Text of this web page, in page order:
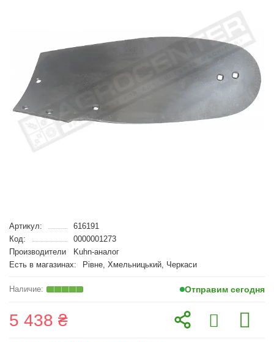
Артикул:
616191
Код:
0000001273
Производители
Kuhn-аналог
Есть в магазинах:
Рівне, Хмельницький, Черкаси
Отправим сегодня
5 438 ₴